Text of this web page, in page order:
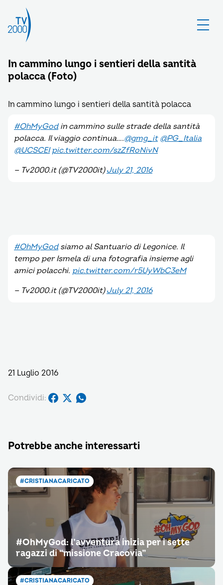
In cammino lungo i sentieri della santità
polacca (Foto)
In cammino lungo i sentieri della santità polacca
#OhMyGodin cammino sulle strade della santità
polacca. Il viaggio continua….@gmg_it @PG_Italia
@UCSCEI pic.twitter.com/szZfRoNivN
— Tv2000.it (@TV2000it)July 21, 2016
#OhMyGodsiamo al Santuario di Legonice. Il
tempo per Ismela di una fotografia insieme agli
amici polacchi. pic.twitter.com/r5UyWbC3eM
— Tv2000.it (@TV2000it)July 21, 2016
21 Luglio 2016
Condividi:
Potrebbe anche interessarti
#CRISTIANACARICATO
#OhMyGod: l’avventura inizia per i sette
ragazzi di “missione Cracovia”
#CRISTIANACARICATO